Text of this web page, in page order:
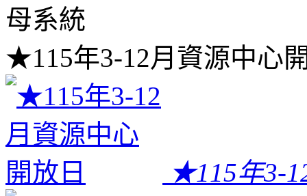
★115年3-12月資源中心
★115年3-